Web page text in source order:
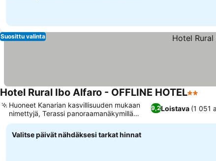
Suosittu valinta
Hotel Rural Ibo Alfaro - OFFLINE HOTEL2
9,2Loistava (1 051
Huoneet Kanarian kasvillisuuden mukaan
nimettyjä, Terassi panoraamanäkymillä
laaksoon
Valitse päivät nähdäksesi tarkat hinnat